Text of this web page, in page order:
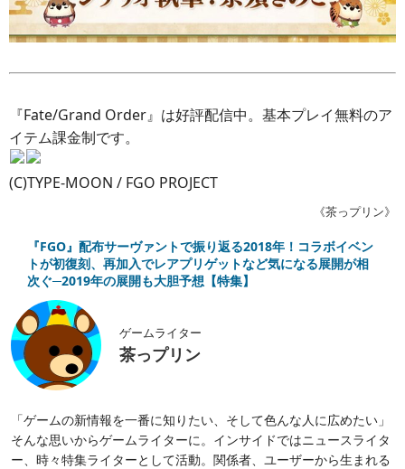
『Fate/Grand Order』は好評配信中。基本プレイ無料のア
イテム課金制です。
(C)TYPE-MOON / FGO PROJECT
《茶っプリン》
『FGO』配布サーヴァントで振り返る2018年！コラボイベン
トが初復刻、再加入でレアプリゲットなど気になる展開が相
次ぐ─2019年の展開も大胆予想【特集】
ゲームライター
茶っプリン
「ゲームの新情報を一番に知りたい、そして色んな人に広めたい」
そんな思いからゲームライターに。インサイドではニュースライタ
ー、時々特集ライターとして活動。関係者、ユーザーから生まれる